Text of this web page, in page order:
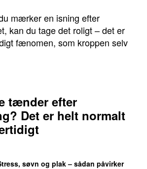
mærker en isning efter
kan du tage det roligt – det er
fænomen, som kroppen selv
søvn og plak – sådan påvirker
tænder efter
Det er helt normalt